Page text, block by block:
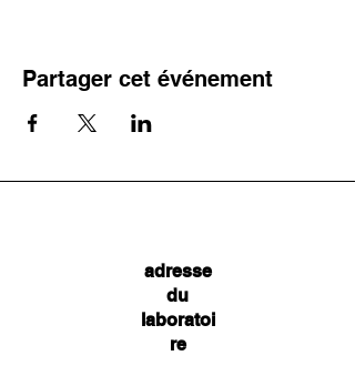
Partager cet événement
adresse
du
laboratoi
re